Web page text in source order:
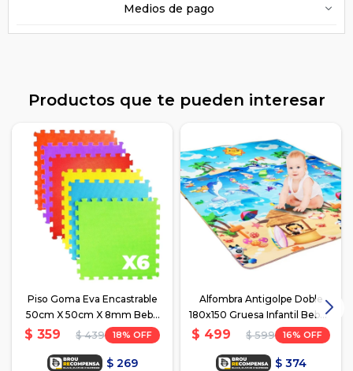
Medios de pago
Productos que te pueden interesar
Piso Goma Eva Encastrable
50cm X 50cm X 8mm Bebe
Niño
$ 359 $ 439 18
$ 269
Alfombra Antigolpe Doble
180x150 Gruesa Infantil Bebé -
Playa/Letras
$ 499 $ 599 16
$ 374